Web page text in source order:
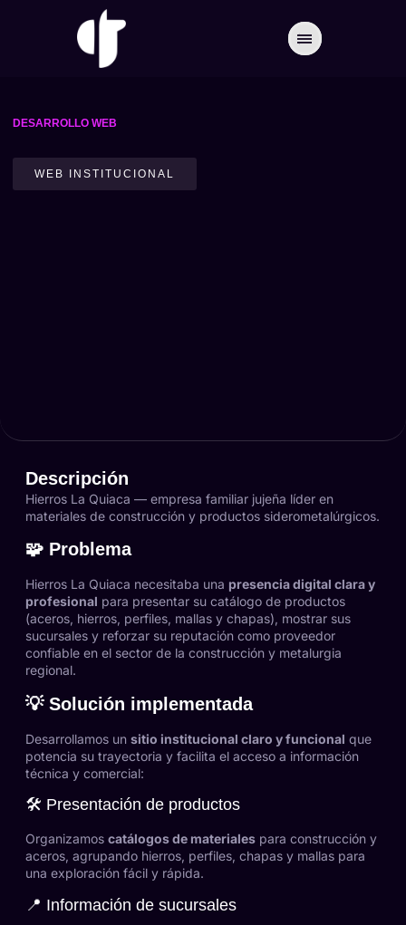
DESARROLLO WEB
WEB INSTITUCIONAL
Descripción
Hierros La Quiaca — empresa familiar jujeña líder en
materiales de construcción y productos siderometalúrgicos.
🧩 Problema
Hierros La Quiaca necesitaba una presencia digital clara y
profesional para presentar su catálogo de productos
(aceros, hierros, perfiles, mallas y chapas), mostrar sus
sucursales y reforzar su reputación como proveedor
confiable en el sector de la construcción y metalurgia
regional.
💡 Solución implementada
Desarrollamos un sitio institucional claro y funcional que
potencia su trayectoria y facilita el acceso a información
técnica y comercial:
🛠 Presentación de productos
Organizamos catálogos de materiales para construcción y
aceros, agrupando hierros, perfiles, chapas y mallas para
una exploración fácil y rápida.
📍 Información de sucursales